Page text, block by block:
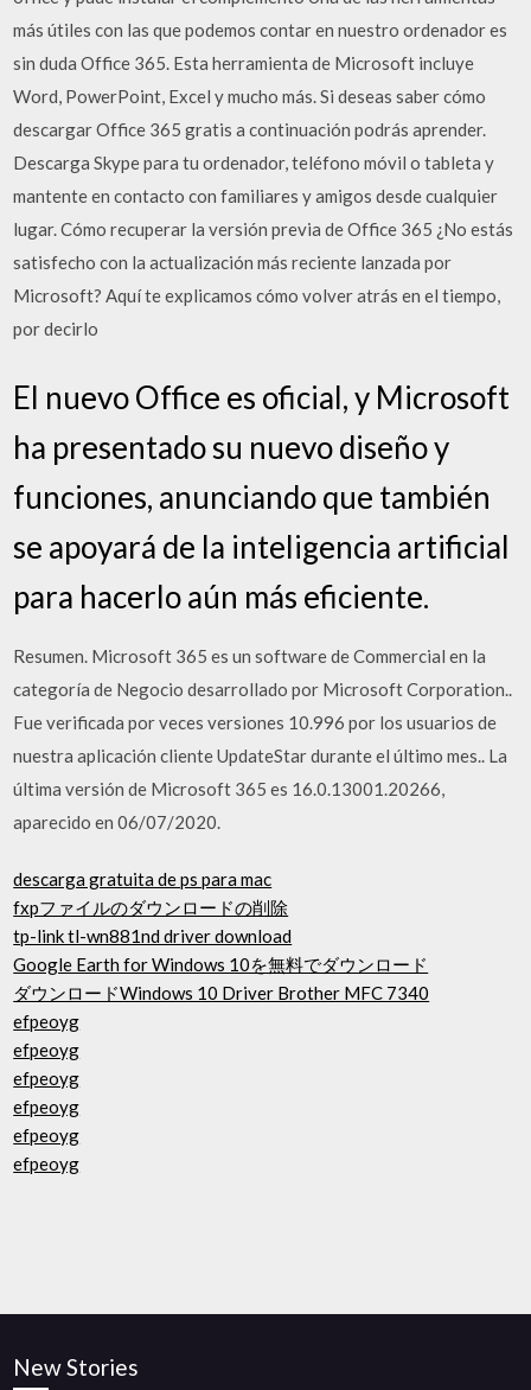
más útiles con las que podemos contar en nuestro ordenador es
sin duda Office 365. Esta herramienta de Microsoft incluye
Word, PowerPoint, Excel y mucho más. Si deseas saber cómo
descargar Office 365 gratis a continuación podrás aprender.
Descarga Skype para tu ordenador, teléfono móvil o tableta y
mantente en contacto con familiares y amigos desde cualquier
lugar. Cómo recuperar la versión previa de Office 365 ¿No estás
satisfecho con la actualización más reciente lanzada por
Microsoft? Aquí te explicamos cómo volver atrás en el tiempo,
por decirlo
El nuevo Office es oficial, y Microsoft
ha presentado su nuevo diseño y
funciones, anunciando que también
se apoyará de la inteligencia artificial
para hacerlo aún más eficiente.
Resumen. Microsoft 365 es un software de Commercial en la
categoría de Negocio desarrollado por Microsoft Corporation..
Fue verificada por veces versiones 10.996 por los usuarios de
nuestra aplicación cliente UpdateStar durante el último mes.. La
última versión de Microsoft 365 es 16.0.13001.20266,
aparecido en 06/07/2020.
descarga gratuita de ps para mac
fxpファイルのダウンロードの削除
tp-link tl-wn881nd driver download
Google Earth for Windows 10を無料でダウンロード
ダウンロードWindows 10 Driver Brother MFC 7340
efpeoyg
efpeoyg
efpeoyg
efpeoyg
efpeoyg
efpeoyg
New Stories